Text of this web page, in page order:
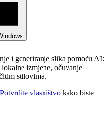
i generiranje slika pomoću AI:
izmjene, očuvanje
stilovima.
Potvrdite vlasništvo kako biste